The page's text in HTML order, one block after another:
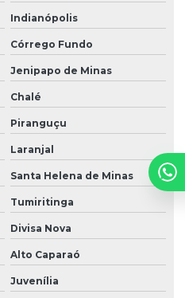
Indianópolis
Córrego Fundo
Jenipapo de Minas
Chalé
Piranguçu
Laranjal
Santa Helena de Minas
Tumiritinga
Divisa Nova
Alto Caparaó
Juvenília